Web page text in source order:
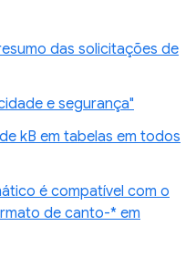
das solicitações de
e segurança"
kB em tabelas em todos
é compatível com o
de canto-* em